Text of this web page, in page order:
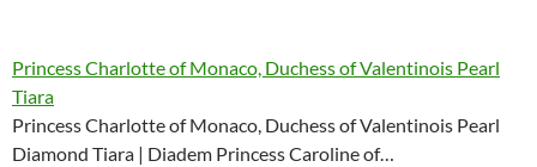
Princess Charlotte of Monaco, Duchess of Valentinois Pearl
Tiara
Princess Charlotte of Monaco, Duchess of Valentinois Pearl
Diamond Tiara | Diadem Princess Caroline of…